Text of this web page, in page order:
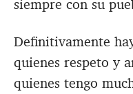
siempre con su
Definitivamente
quienes respeto y
quienes tengo